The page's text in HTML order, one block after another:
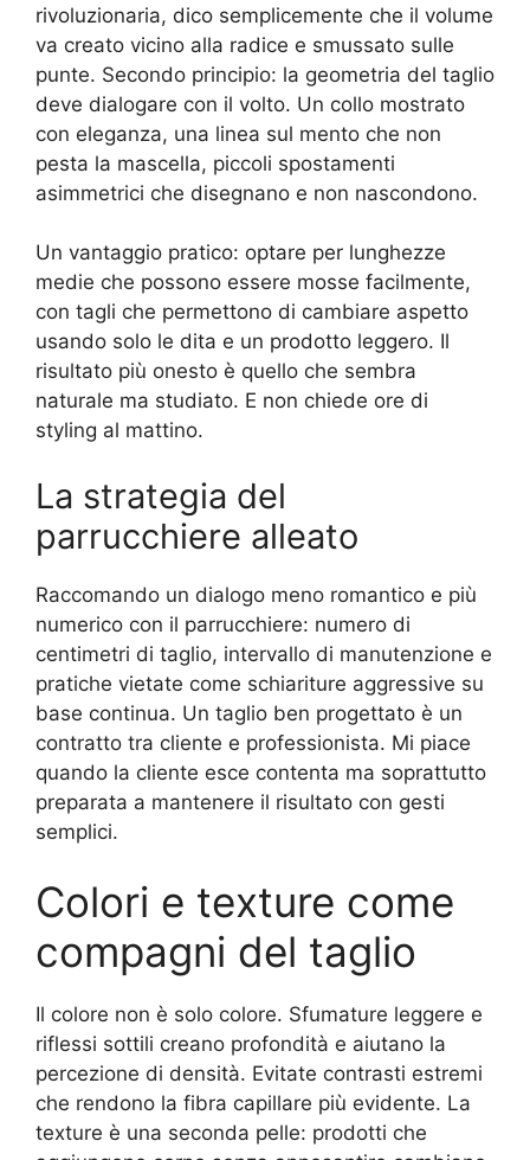
rivoluzionaria, dico semplicemente che il volume
va creato vicino alla radice e smussato sulle
punte. Secondo principio: la geometria del taglio
deve dialogare con il volto. Un collo mostrato
con eleganza, una linea sul mento che non
pesta la mascella, piccoli spostamenti
asimmetrici che disegnano e non nascondono.
Un vantaggio pratico: optare per lunghezze
medie che possono essere mosse facilmente,
con tagli che permettono di cambiare aspetto
usando solo le dita e un prodotto leggero. Il
risultato più onesto è quello che sembra
naturale ma studiato. E non chiede ore di
styling al mattino.
La strategia del
parrucchiere alleato
Raccomando un dialogo meno romantico e più
numerico con il parrucchiere: numero di
centimetri di taglio, intervallo di manutenzione e
pratiche vietate come schiariture aggressive su
base continua. Un taglio ben progettato è un
contratto tra cliente e professionista. Mi piace
quando la cliente esce contenta ma soprattutto
preparata a mantenere il risultato con gesti
semplici.
Colori e texture come
compagni del taglio
Il colore non è solo colore. Sfumature leggere e
riflessi sottili creano profondità e aiutano la
percezione di densità. Evitate contrasti estremi
che rendono la fibra capillare più evidente. La
texture è una seconda pelle: prodotti che